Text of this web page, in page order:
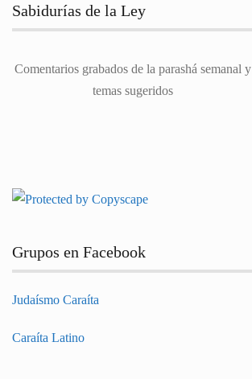
Sabidurías de la Ley
Comentarios grabados de la parashá semanal y
temas sugeridos
Grupos en Facebook
Judaísmo Caraíta
Caraíta Latino